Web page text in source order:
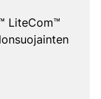
LiteCom™